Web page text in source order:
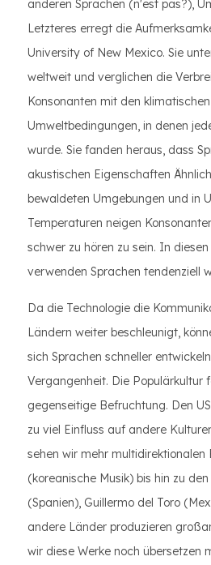
anderen Sprachen (n'est pas?),
Letzteres erregt die
University of New Mexico. Sie
weltweit und verglichen die
Konsonanten mit den
Umweltbedingungen, in denen
wurde. Sie fanden heraus, dass
akustischen Eigenschaften
bewaldeten Umgebungen und in
Temperaturen neigen
schwer zu hören zu sein. In
verwenden Sprachen tendenziell
Da die Technologie die
Ländern weiter beschleunigt,
sich Sprachen schneller
Vergangenheit. Die Populärkultur
gegenseitige Befruchtung. Den
zu viel Einfluss auf andere
sehen wir mehr multidirektionalen
(koreanische Musik) bis hin zu
(Spanien), Guillermo del Toro
andere Länder produzieren
wir diese Werke noch übersetzen